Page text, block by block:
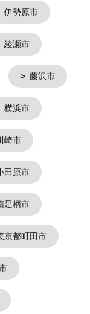
伊勢原市
綾瀬市
藤沢市
横浜市
崎市
田原市
足柄市
京都町田市